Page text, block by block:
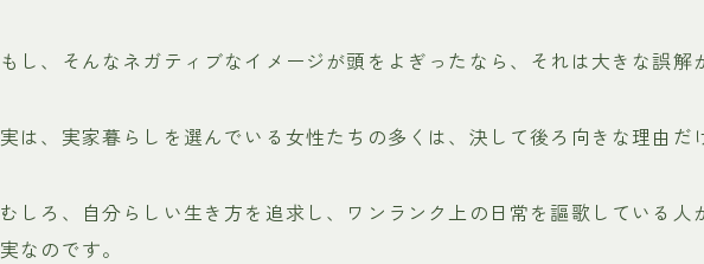
もし、そんなネガティブなイメージが頭をよぎったなら、それは大きな誤解
実は、実家暮らしを選んでいる女性たちの多くは、決して後ろ向きな理由だ
むしろ、自分らしい生き方を追求し、ワンランク上の日常を謳歌している人
実なのです。